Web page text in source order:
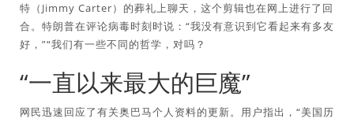
特（Jimmy Carter）的葬礼上聊天，这个剪辑也在网上进行了回
合。特朗普在评论病毒时刻时说：“我没有意识到它看起来有多友
好，”“我们有一些不同的哲学，对吗？
“一直以来最大的巨魔”
网民迅速回应了有关奥巴马个人资料的更新。用户指出，“美国历